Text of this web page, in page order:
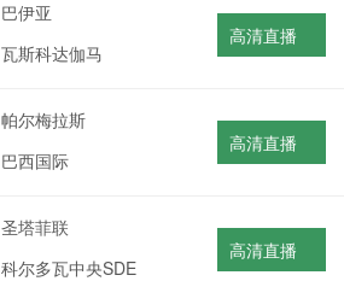
巴伊亚
瓦斯科达伽马
高清直播
帕尔梅拉斯
巴西国际
高清直播
圣塔菲联
科尔多瓦中央SDE
高清直播